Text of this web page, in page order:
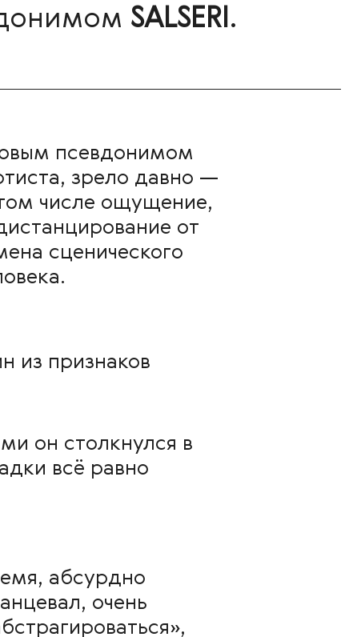
SALSERI .
псевдонимом
зрело давно —
числе ощущение,
от
сценического
из признаков
он столкнулся в
всё равно
абсурдно
очень